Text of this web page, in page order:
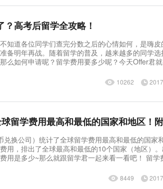
高考后留学全攻略！
知道各位同学们查完分数之后的心情如何，是嗨皮
备明年再战。随着留学的普及，越来越多的同学选
么如何申请呢？留学费用要多少呢？今天Offer君
10262
换公司）统计了全球留学费用最高和最低的国家
用，排出了全球最高和最低的10个国家（地区）
少~那么就跟留学君一起来看一看吧！ 留学费用最
8449